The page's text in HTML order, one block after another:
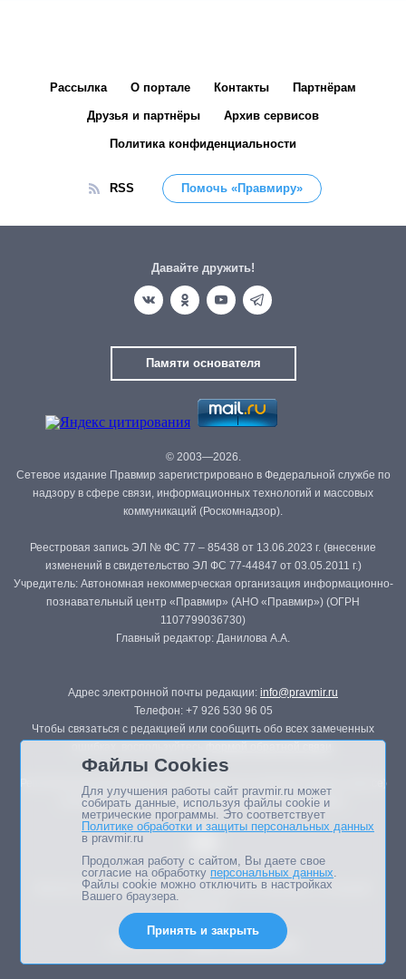
Рассылка О портале Контакты Партнёрам
Друзья и партнёры Архив сервисов
Политика конфиденциальности
RSS Помочь «Правмиру»
Давайте дружить!
Памяти основателя
© 2003—2026.
Сетевое издание Правмир зарегистрировано в Федеральной службе по
надзору в сфере связи, информационных технологий и массовых
коммуникаций (Роскомнадзор).
Реестровая запись ЭЛ № ФС 77 – 85438 от 13.06.2023 г. (внесение
изменений в свидетельство ЭЛ ФС 77-44847 от 03.05.2011 г.)
Учредитель: Автономная некоммерческая организация информационно-
познавательный центр «Правмир» (АНО «Правмир») (ОГРН
1107799036730)
Главный редактор: Данилова А.А.
Адрес электронной почты редакции: info@pravmir.ru
Телефон: +7 926 530 96 05
Чтобы связаться с редакцией или сообщить обо всех замеченных
Републикация материалов сайта в печатных изданиях (книгах, прессе)
возможна только с письменного разрешения редакции.
Мнение авторов статей портала может не совпадать с позицией
Дизайн сайта -
Файлы Cookies
Для улучшения работы сайт pravmir.ru может
собирать данные, используя файлы cookie и
метрические программы. Это соответствует
Политике обработки и защиты персональных данных
в pravmir.ru
Продолжая работу с сайтом, Вы даете свое
согласие на обработку персональных данных.
Файлы cookie можно отключить в настройках
Вашего браузера.
Принять и закрыть